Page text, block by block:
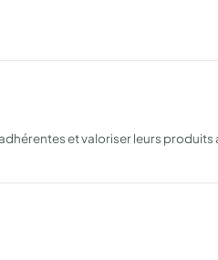
et valoriser leurs produits